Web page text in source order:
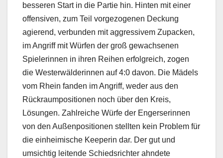
besseren Start in die Partie hin. Hinten mit einer
offensiven, zum Teil vorgezogenen Deckung
agierend, verbunden mit aggressivem Zupacken,
im Angriff mit Würfen der groß gewachsenen
Spielerinnen in ihren Reihen erfolgreich, zogen
die Westerwälderinnen auf 4:0 davon. Die Mädels
vom Rhein fanden im Angriff, weder aus den
Rückraumpositionen noch über den Kreis,
Lösungen. Zahlreiche Würfe der Engerserinnen
von den Außenpositionen stellten kein Problem für
die einheimische Keeperin dar. Der gut und
umsichtig leitende Schiedsrichter ahndete